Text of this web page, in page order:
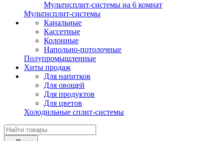
Мультисплит-системы на 6 комнат
Мультисплит-системы
Канальные
Кассетные
Колонные
Напольно-потолочные
Полупромышленные
Хиты продаж
Для напитков
Для овощей
Для продуктов
Для цветов
Холодильные сплит-системы